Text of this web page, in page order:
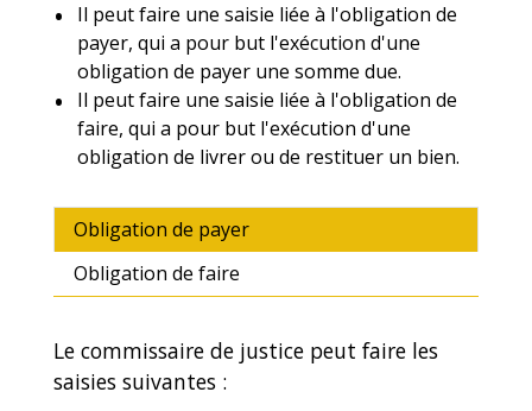
Il peut faire une saisie liée à l'obligation de
payer, qui a pour but l'exécution d'une
obligation de payer une somme due.
Il peut faire une saisie liée à l'obligation de
faire, qui a pour but l'exécution d'une
obligation de livrer ou de restituer un bien.
Obligation de payer
Obligation de faire
Le commissaire de justice peut faire les
saisies suivantes :